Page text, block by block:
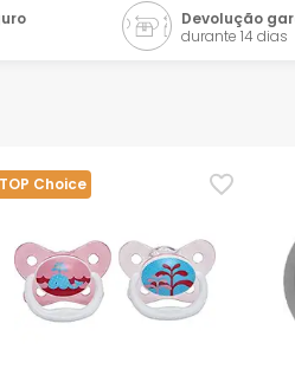
Devolução
durante 14 dias
TOP Choice